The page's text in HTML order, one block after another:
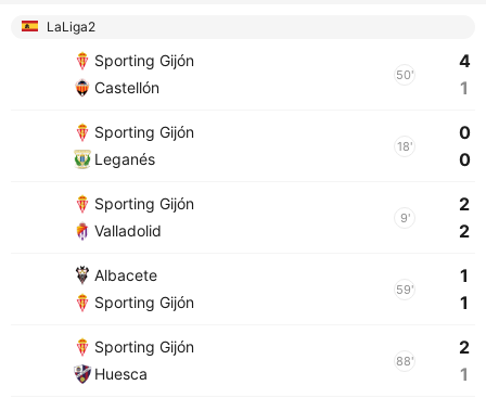
LaLiga2
Sporting Gijón
Castellón
50'
4
1
Sporting Gijón
Leganés
18'
0
0
Sporting Gijón
Valladolid
9'
2
2
Albacete
Sporting Gijón
59'
1
1
Sporting Gijón
Huesca
88'
2
1